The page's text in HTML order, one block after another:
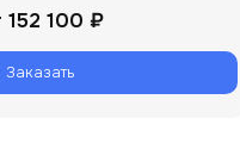
152 100 ₽
Заказать